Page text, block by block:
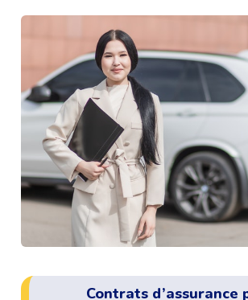
Contrats d’assurance